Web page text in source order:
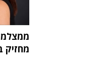
מחזיק